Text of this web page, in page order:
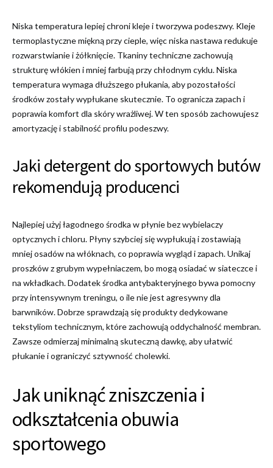
Niska temperatura lepiej chroni kleje i tworzywa podeszwy. Kleje
termoplastyczne miękną przy cieple, więc niska nastawa redukuje
rozwarstwianie i żółknięcie. Tkaniny techniczne zachowują
strukturę włókien i mniej farbują przy chłodnym cyklu. Niska
temperatura wymaga dłuższego płukania, aby pozostałości
środków zostały wypłukane skutecznie. To ogranicza zapach i
poprawia komfort dla skóry wrażliwej. W ten sposób zachowujesz
amortyzację i stabilność profilu podeszwy.
Jaki detergent do sportowych butów
rekomendują producenci
Najlepiej użyj łagodnego środka w płynie bez wybielaczy
optycznych i chloru. Płyny szybciej się wypłukują i zostawiają
mniej osadów na włóknach, co poprawia wygląd i zapach. Unikaj
proszków z grubym wypełniaczem, bo mogą osiadać w siateczce i
na wkładkach. Dodatek środka antybakteryjnego bywa pomocny
przy intensywnym treningu, o ile nie jest agresywny dla
barwników. Dobrze sprawdzają się produkty dedykowane
tekstyliom technicznym, które zachowują oddychalność membran.
Zawsze odmierzaj minimalną skuteczną dawkę, aby ułatwić
płukanie i ograniczyć sztywność cholewki.
Jak uniknąć zniszczenia i
odkształcenia obuwia
sportowego